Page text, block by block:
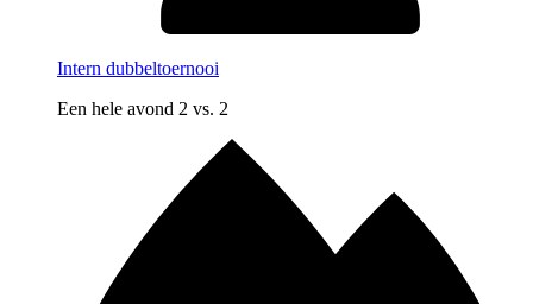
Intern dubbeltoernooi
Een hele avond 2 vs. 2